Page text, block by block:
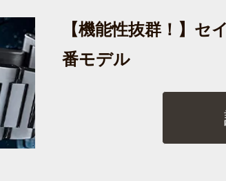
【機能性抜群！】
番モデル